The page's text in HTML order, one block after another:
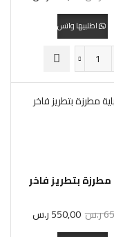
اطلبيها واتس
مطرزة بتطريز فاخر
ر.س 550,00ر.س